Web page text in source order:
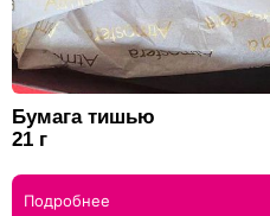
Бумага тишью
21 г
Подробнее